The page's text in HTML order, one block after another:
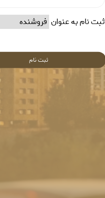
ثبت نام به عنوان
ثبت نام